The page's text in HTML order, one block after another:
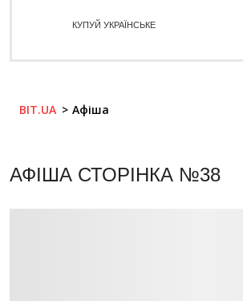
КУПУЙ УКРАЇНСЬКЕ
BIT.UA Афіша
АФІША СТОРІНКА №38